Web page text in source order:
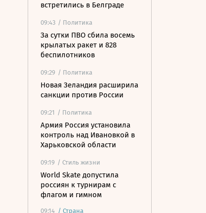
встретились в Белграде
09:43 / Политика
За сутки ПВО сбила восемь
крылатых ракет и 828
беспилотников
09:29 / Политика
Новая Зеландия расширила
санкции против России
09:21 / Политика
Армия Россия установила
контроль над Ивановкой в
Харьковской области
09:19 / Стиль жизни
World Skate допустила
россиян к турнирам с
флагом и гимном
09:14 / Страна